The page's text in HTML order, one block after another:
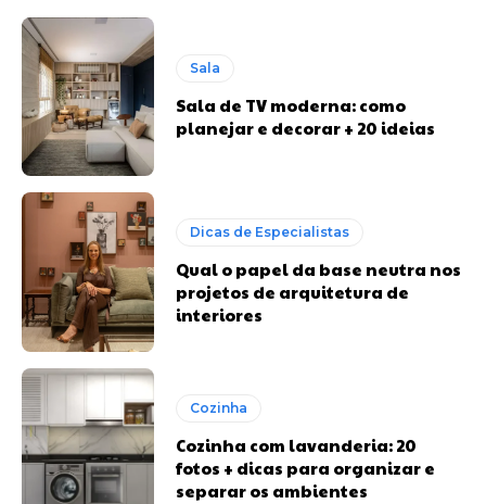
Sala
Sala de TV moderna: como
planejar e decorar + 20 ideias
Dicas de Especialistas
Qual o papel da base neutra nos
projetos de arquitetura de
interiores
Cozinha
Cozinha com lavanderia: 20
fotos + dicas para organizar e
separar os ambientes